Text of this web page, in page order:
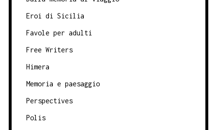
Eroi di Sicilia
Favole per adulti
Free Writers
Himera
Memoria e paesaggio
Perspectives
Polis